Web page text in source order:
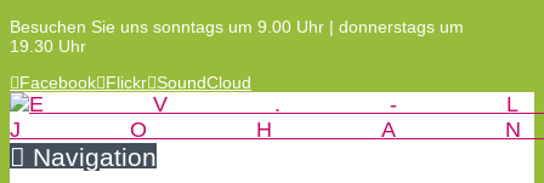
Besuchen Sie uns sonntags um 9.00 Uhr | donnerstags um
19.30 Uhr
Facebook Flickr SoundCloud
Navigation